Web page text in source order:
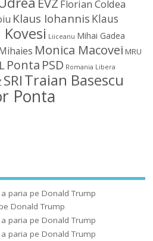
Florian Coldea
Klaus Iohannis Klaus
Liiceanu Mihai Gadea
Monica Macovei MRU
Ponta PSD Romania Libera
SRITraian Basescu
Ponta
a paria pe Donald Trump
Donald Trump
a paria pe Donald Trump
a paria pe Donald Trump